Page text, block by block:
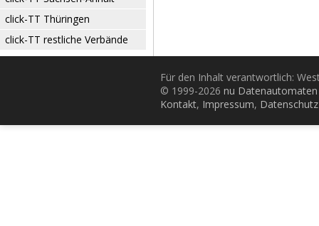
click-TT Thüringen
click-TT restliche Verbände
Für den Inhalt verantwortlich:
© 1999-2026 nu
Kontakt, Impressum, Datenschutz